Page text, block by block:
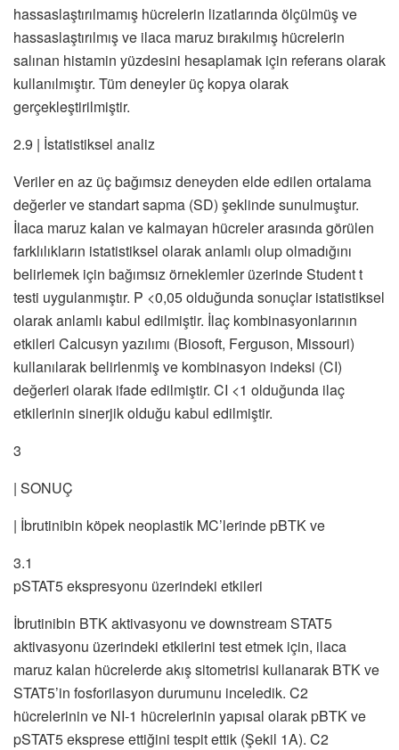
hassaslaştırılmamış hücrelerin lizatlarında ölçülmüş ve
hassaslaştırılmış ve ilaca maruz bırakılmış hücrelerin
salınan histamin yüzdesini hesaplamak için referans olarak
kullanılmıştır. Tüm deneyler üç kopya olarak
gerçekleştirilmiştir.
2.9 | İstatistiksel analiz
Veriler en az üç bağımsız deneyden elde edilen ortalama
değerler ve standart sapma (SD) şeklinde sunulmuştur.
İlaca maruz kalan ve kalmayan hücreler arasında görülen
farklılıkların istatistiksel olarak anlamlı olup olmadığını
belirlemek için bağımsız örneklemler üzerinde Student t
testi uygulanmıştır. P <0,05 olduğunda sonuçlar istatistiksel
olarak anlamlı kabul edilmiştir. İlaç kombinasyonlarının
etkileri Calcusyn yazılımı (Biosoft, Ferguson, Missouri)
kullanılarak belirlenmiş ve kombinasyon indeksi (CI)
değerleri olarak ifade edilmiştir. CI <1 olduğunda ilaç
etkilerinin sinerjik olduğu kabul edilmiştir.
3
| SONUÇ
| İbrutinibin köpek neoplastik MC’lerinde pBTK ve
3.1
pSTAT5 ekspresyonu üzerindeki etkileri
İbrutinibin BTK aktivasyonu ve downstream STAT5
aktivasyonu üzerindeki etkilerini test etmek için, ilaca
maruz kalan hücrelerde akış sitometrisi kullanarak BTK ve
STAT5’in fosforilasyon durumunu inceledik. C2
hücrelerinin ve NI-1 hücrelerinin yapısal olarak pBTK ve
pSTAT5 eksprese ettiğini tespit ettik (Şekil 1A). C2